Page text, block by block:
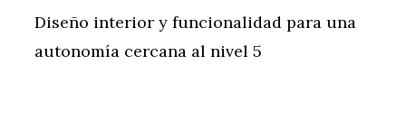
Diseño interior y funcionalidad para una
autonomía cercana al nivel 5